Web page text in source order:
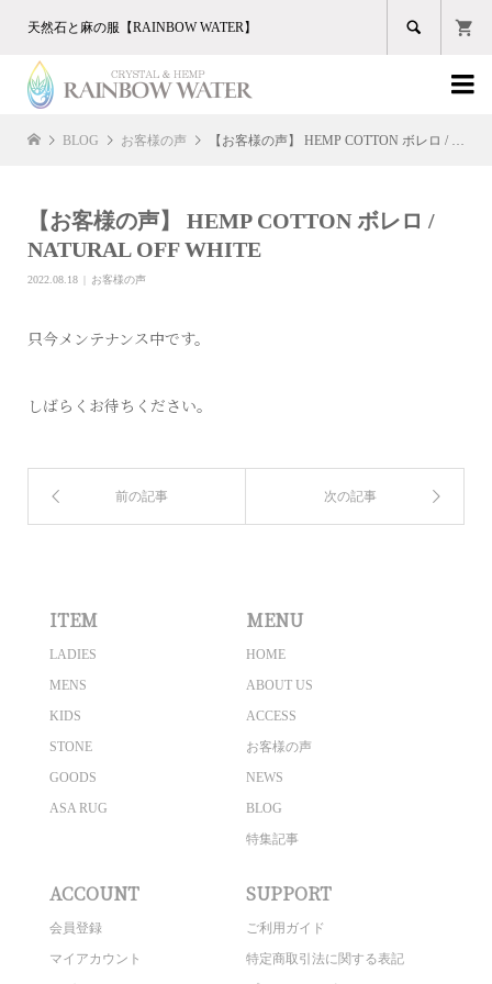
天然石と麻の服【RAINBOW WATER】 

BLOG お客様の声 【お客様の声】 HEMP COTTON ボレロ / NATURAL OFF WHITE
【お客様の声】 HEMP COTTON ボレロ /
NATURAL OFF WHITE
2022.08.18 お客様の声
只今メンテナンス中です。
しばらくお待ちください。
ITEM
LADIES
MENS
KIDS
STONE
GOODS
ASA RUG
MENU
HOME
ABOUT US
ACCESS
お客様の声
NEWS
BLOG
特集記事
ACCOUNT
会員登録
マイアカウント
SUPPORT
ご利用ガイド
特定商取引法に関する表記